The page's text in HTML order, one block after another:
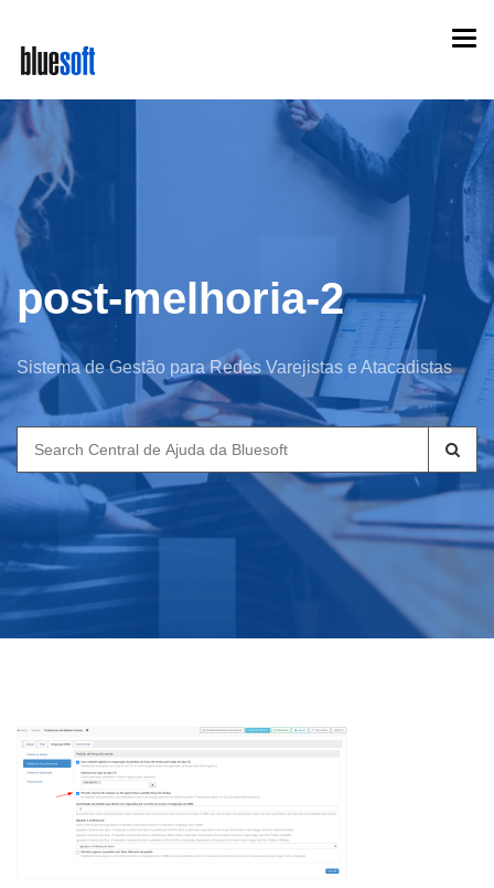
main
content
post-melhoria-2
Sistema de Gestão para Redes Varejistas e Atacadistas
Search
for: